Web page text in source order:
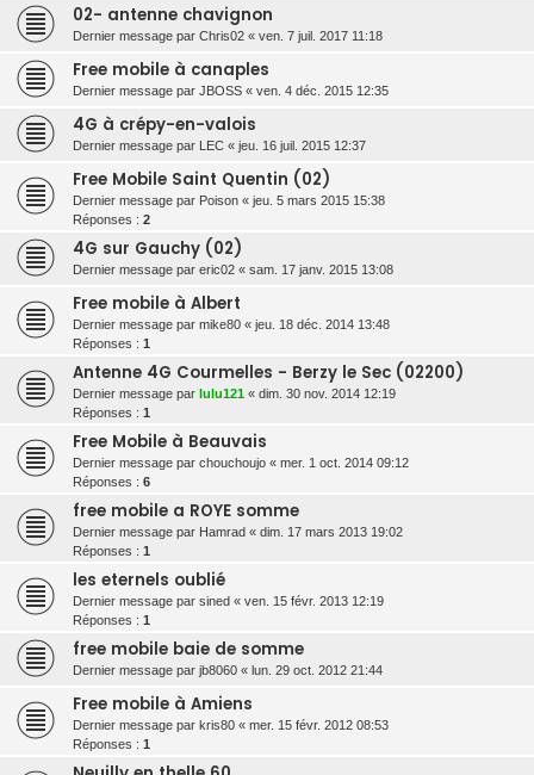
02- antenne chavignon
Dernier message par Chris02 « ven. 7 juil. 2017 11:18
Free mobile à canaples
Dernier message par JBOSS « ven. 4 déc. 2015 12:35
4G à crépy-en-valois
Dernier message par LEC « jeu. 16 juil. 2015 12:37
Free Mobile Saint Quentin (02)
Dernier message par Poison « jeu. 5 mars 2015 15:38
Réponses : 2
4G sur Gauchy (02)
Dernier message par eric02 « sam. 17 janv. 2015 13:08
Free mobile à Albert
Dernier message par mike80 « jeu. 18 déc. 2014 13:48
Réponses : 1
Antenne 4G Courmelles - Berzy le Sec (02200)
Dernier message par lulu121 « dim. 30 nov. 2014 12:19
Réponses : 1
Free Mobile à Beauvais
Dernier message par chouchoujo « mer. 1 oct. 2014 09:12
Réponses : 6
free mobile a ROYE somme
Dernier message par Hamrad « dim. 17 mars 2013 19:02
Réponses : 1
les eternels oublié
Dernier message par sined « ven. 15 févr. 2013 12:19
Réponses : 1
free mobile baie de somme
Dernier message par jb8060 « lun. 29 oct. 2012 21:44
Free mobile à Amiens
Dernier message par kris80 « mer. 15 févr. 2012 08:53
Réponses : 1